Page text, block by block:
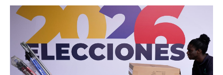
elecciones
colombia